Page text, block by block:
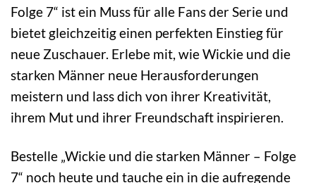
Folge 7“ ist ein Muss für alle Fans der Serie und
bietet gleichzeitig einen perfekten Einstieg für
neue Zuschauer. Erlebe mit, wie Wickie und die
starken Männer neue Herausforderungen
meistern und lass dich von ihrer Kreativität,
ihrem Mut und ihrer Freundschaft inspirieren.
Bestelle „Wickie und die starken Männer – Folge
7“ noch heute und tauche ein in die aufregende